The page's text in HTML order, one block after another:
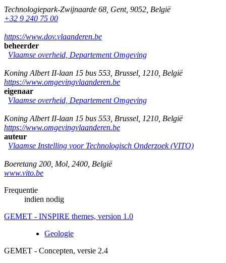
Technologiepark-Zwijnaarde 68 Gent, 9052 België
+32 9 240 75 00
https://www.dov.vlaanderen.be
beheerder
Vlaamse overheid, Departement Omgeving
Koning Albert II-laan 15 bus 553 Brussel 1210 België
https://www.omgevingvlaanderen.be
eigenaar
Vlaamse overheid, Departement Omgeving
Koning Albert II-laan 15 bus 553 Brussel 1210 België
https://www.omgevingvlaanderen.be
auteur
Vlaamse Instelling voor Technologisch Onderzoek (VITO)
Boeretang 200 Mol 2400 België
www.vito.be
Frequentie
indien nodig
GEMET - INSPIRE themes, version 1.0
Geologie
GEMET - Concepten, versie 2.4